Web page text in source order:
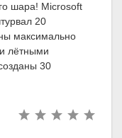
шара! Microsoft
20
максимально
лётными
30